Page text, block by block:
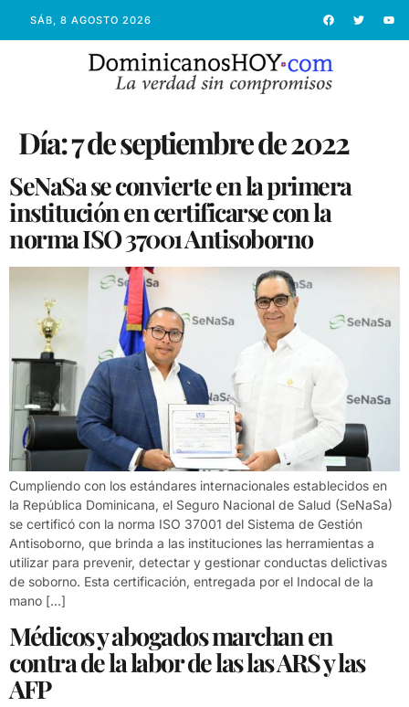
SÁB, 8 AGOSTO 2026
Día:7 de septiembre de 2022
SeNaSa se convierte en la primera
institución en certificarse con la
norma ISO 37001 Antisoborno
Cumpliendo con los estándares internacionales establecidos en
la República Dominicana, el Seguro Nacional de Salud (SeNaSa)
se certificó con la norma ISO 37001 del Sistema de Gestión
Antisoborno, que brinda a las instituciones las herramientas a
utilizar para prevenir, detectar y gestionar conductas delictivas
de soborno. Esta certificación, entregada por el Indocal de la
mano […]
Médicos y abogados marchan en
contra de la labor de las las ARS y las
AFP